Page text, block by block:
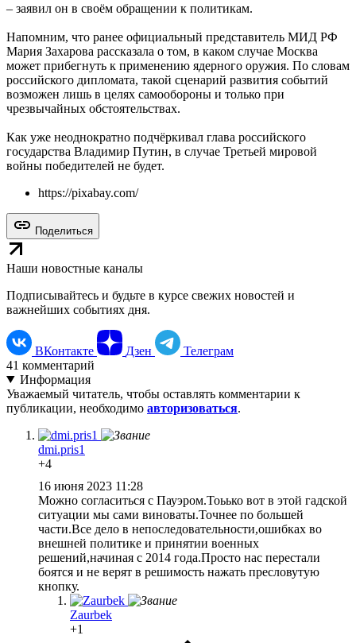
– заявил он в своём обращении к политикам.
Напомним, что ранее официальный представитель МИД РФ
Мария Захарова рассказала о том, в каком случае Москва
может прибегнуть к применению ядерного оружия. По словам
российского дипломата, такой сценарий развития событий
возможен лишь в целях самообороны и только при
чрезвычайных обстоятельствах.
Как уже неоднократно подчёркивал глава российского
государства Владимир Путин, в случае Третьей мировой
войны победителей не будет.
https://pixabay.com/
Поделиться
Наши новостные каналы
Подписывайтесь и будьте в курсе свежих новостей и
важнейших событиях дня.
ВКонтакте Дзен
Телеграм
41 комментарий
Информация
Уважаемый читатель, чтобы оставлять комментарии к
публикации, необходимо авторизоваться.
dmi.pris1
+4
16 июня 2023 11:28
Можно согласиться с Пауэром.Тоьько вот в этой гадской
ситуации мы сами виноваты.Точнее по большей
части.Все дело в непоследовательности,ошибках во
внешней политике и принятии военных
решений,начиная с 2014 года.Просто нас перестали
боятся и не верят в решимость нажать пресловутую
кнопку.
Zaurbek
+1